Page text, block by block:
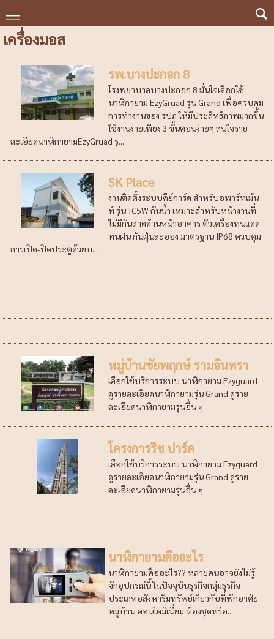
เครื่องมอส
รพ.บางปะกอก 8
โรงพยาบาลบางปะกอก 8 มั่นใจเลือกใช้
นาฬิกายาม EzyGruad รุ่น Grand เพื่อควบคุม
การทำงานของ รปภ ให้มีประสิทธิภาพมากขึ้น
ใช้งานง่ายเพียง 3 ขั้นตอนง่ายๆ สนใจราย
ละเอียดนาฬิกายามEzyGruad รุ...
SK Place
งานติดตั้งระบบคีย์การ์ด สำหรับอพาร์ทเม้น
ท์ รุ่น TC5W กันน้ำ เหมาะสำหรับหน้างานที่
ไม่มีกันสาดด้านหน้าอาคาร ตัวเครื่องทนแดด
ทนฝน กันฝุ่นละออง มาตรฐาน IP68 ควบคุม
การเปิด-ปิดประตูด้วยบ...
หมู่บ้านชัยพฤกษ์ รามอินทรา
เลือกใช้บริการระบบ นาฬิกายาม Ezyguard
ดูรายละเอียดนาฬิกายามรุ่น Grand ดูราย
ละเอียดนาฬิกายามรุ่นอื่น ๆ
โครงการริช ปาร์ค
เลือกใช้บริการระบบ นาฬิกายาม Ezyguard
ดูรายละเอียดนาฬิกายามรุ่น Grand ดูราย
ละเอียดนาฬิกายามรุ่นอื่น ๆ
นาฬิกายามคืออะไร
นาฬิกายามคืออะไร?? หลายคนอาจยังไม่รู้
จักอุปกรณ์นี้ ในปัจจุบันธุรกิจกลุ่มธุรกิจ
ประเภทอสังหาริมทรัพย์เกี่ยวกับที่พักอาศัย
หมู่บ้าน คอนโดมิเนี่ยม ห้องชุดหรือ...